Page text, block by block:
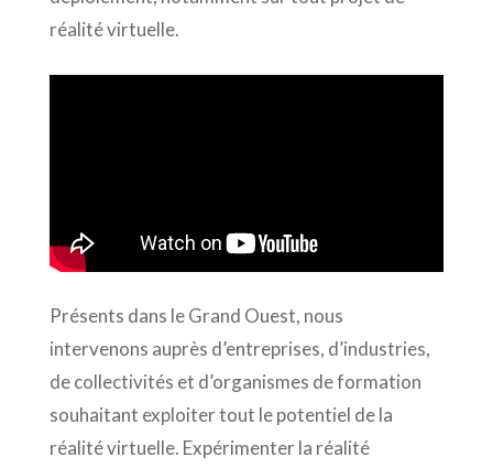
réalité virtuelle.
Présents dans le Grand Ouest, nous
intervenons auprès d’entreprises, d’industries,
de collectivités et d’organismes de formation
souhaitant exploiter tout le potentiel de la
réalité virtuelle. Expérimenter la réalité